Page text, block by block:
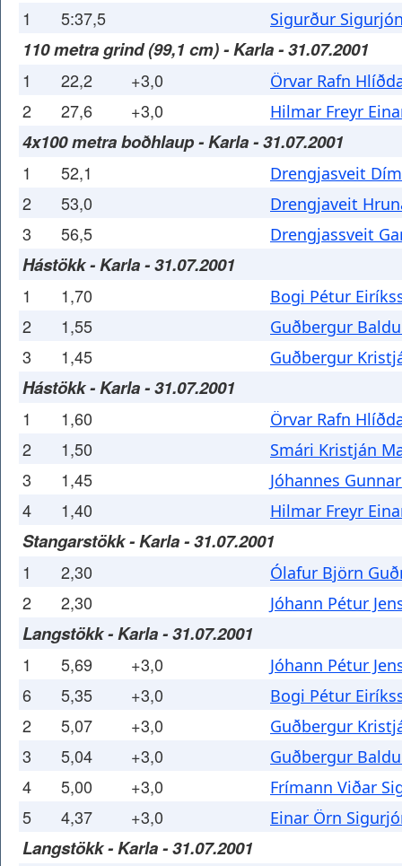
1 5:37,5 Sigurður
110 metra grind (99,1 cm) - Karla - 31.07.2001
1 22,2 +3,0 Örvar Rafn
2 27,6 +3,0 Hilmar Freyr
4x100 metra boðhlaup - Karla - 31.07.2001
1 52,1 Drengjasveit
2 53,0 Drengjaveit
3 56,5 Drengjassveit
Hástökk - Karla - 31.07.2001
1 1,70 Bogi Pétur
2 1,55 Guðbergur
3 1,45 Guðbergur
Hástökk - Karla - 31.07.2001
1 1,60 Örvar Rafn
2 1,50 Smári Kristján
3 1,45 Jóhannes
4 1,40 Hilmar Freyr
Stangarstökk - Karla - 31.07.2001
1 2,30 Ólafur Björn
2 2,30 Jóhann Pétur
Langstökk - Karla - 31.07.2001
1 5,69 +3,0 Jóhann Pétur
6 5,35 +3,0 Bogi Pétur
2 5,07 +3,0 Guðbergur
3 5,04 +3,0 Guðbergur
4 5,00 +3,0 Frímann Viðar
5 4,37 +3,0 Einar Örn
Langstökk - Karla - 31.07.2001